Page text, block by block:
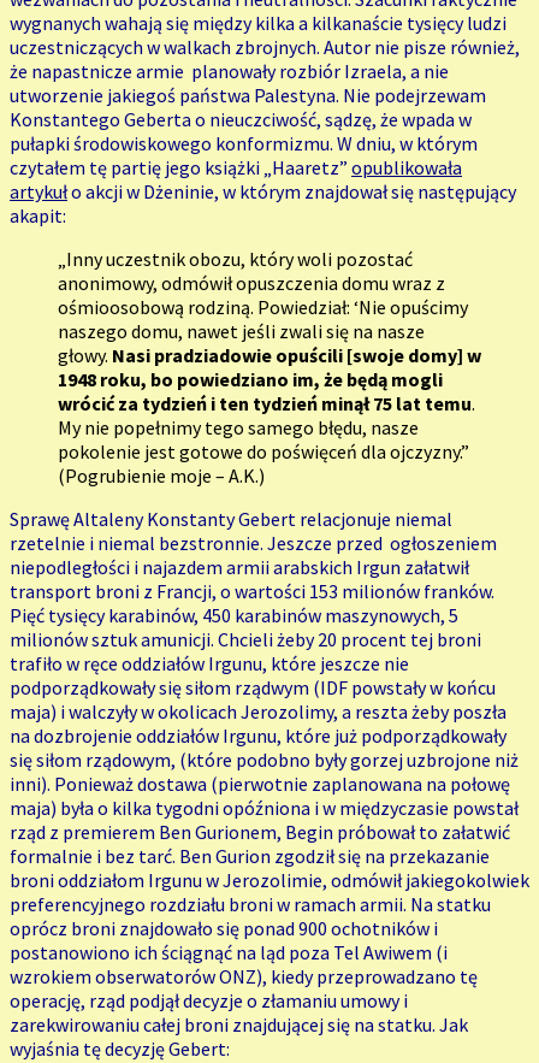
wygnanych wahają się między kilka a kilkanaście tysięcy ludzi
uczestniczących w walkach zbrojnych. Autor nie pisze również,
że napastnicze armie planowały rozbiór Izraela, a nie
utworzenie jakiegoś państwa Palestyna. Nie podejrzewam
Konstantego Geberta o nieuczciwość, sądzę, że wpada w
pułapki środowiskowego konformizmu. W dniu, w którym
czytałem tę partię jego książki „Haaretz” opublikowała
artykuło akcji w Dżeninie, w którym znajdował się następujący
akapit:
„Inny uczestnik obozu, który woli pozostać
anonimowy, odmówił opuszczenia domu wraz z
ośmioosobową rodziną. Powiedział: ‘Nie opuścimy
naszego domu, nawet jeśli zwali się na nasze
głowy. Nasi pradziadowie opuścili [swoje domy] w
1948 roku, bo powiedziano im, że będą mogli
wrócić za tydzień i ten tydzień minął 75 lat temu.
My nie popełnimy tego samego błędu, nasze
pokolenie jest gotowe do poświęceń dla ojczyzny.”
(Pogrubienie moje – A.K.)
Sprawę Altaleny Konstanty Gebert relacjonuje niemal
rzetelnie i niemal bezstronnie. Jeszcze przed ogłoszeniem
niepodległości i najazdem armii arabskich Irgun załatwił
transport broni z Francji, o wartości 153 milionów franków.
Pięć tysięcy karabinów, 450 karabinów maszynowych, 5
milionów sztuk amunicji. Chcieli żeby 20 procent tej broni
trafiło w ręce oddziałów Irgunu, które jeszcze nie
podporządkowały się siłom rządwym (IDF powstały w końcu
maja) i walczyły w okolicach Jerozolimy, a reszta żeby poszła
na dozbrojenie oddziałów Irgunu, które już podporządkowały
się siłom rządowym, (które podobno były gorzej uzbrojone niż
inni). Ponieważ dostawa (pierwotnie zaplanowana na połowę
maja) była o kilka tygodni opóźniona i w międzyczasie powstał
rząd z premierem Ben Gurionem, Begin próbował to załatwić
formalnie i bez tarć. Ben Gurion zgodził się na przekazanie
broni oddziałom Irgunu w Jerozolimie, odmówił jakiegokolwiek
preferencyjnego rozdziału broni w ramach armii. Na statku
oprócz broni znajdowało się ponad 900 ochotników i
postanowiono ich ściągnąć na ląd poza Tel Awiwem (i
wzrokiem obserwatorów ONZ), kiedy przeprowadzano tę
operację, rząd podjął decyzje o złamaniu umowy i
zarekwirowaniu całej broni znajdującej się na statku. Jak
wyjaśnia tę decyzję Gebert: